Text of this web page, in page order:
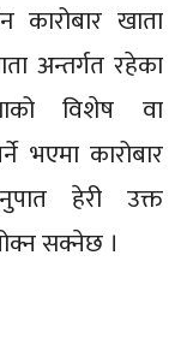
कारोबार खाता
अन्तर्गत रहेका
विशेष वा
भएमा कारोबार
हेरी उक्त
सक्नेछ ।